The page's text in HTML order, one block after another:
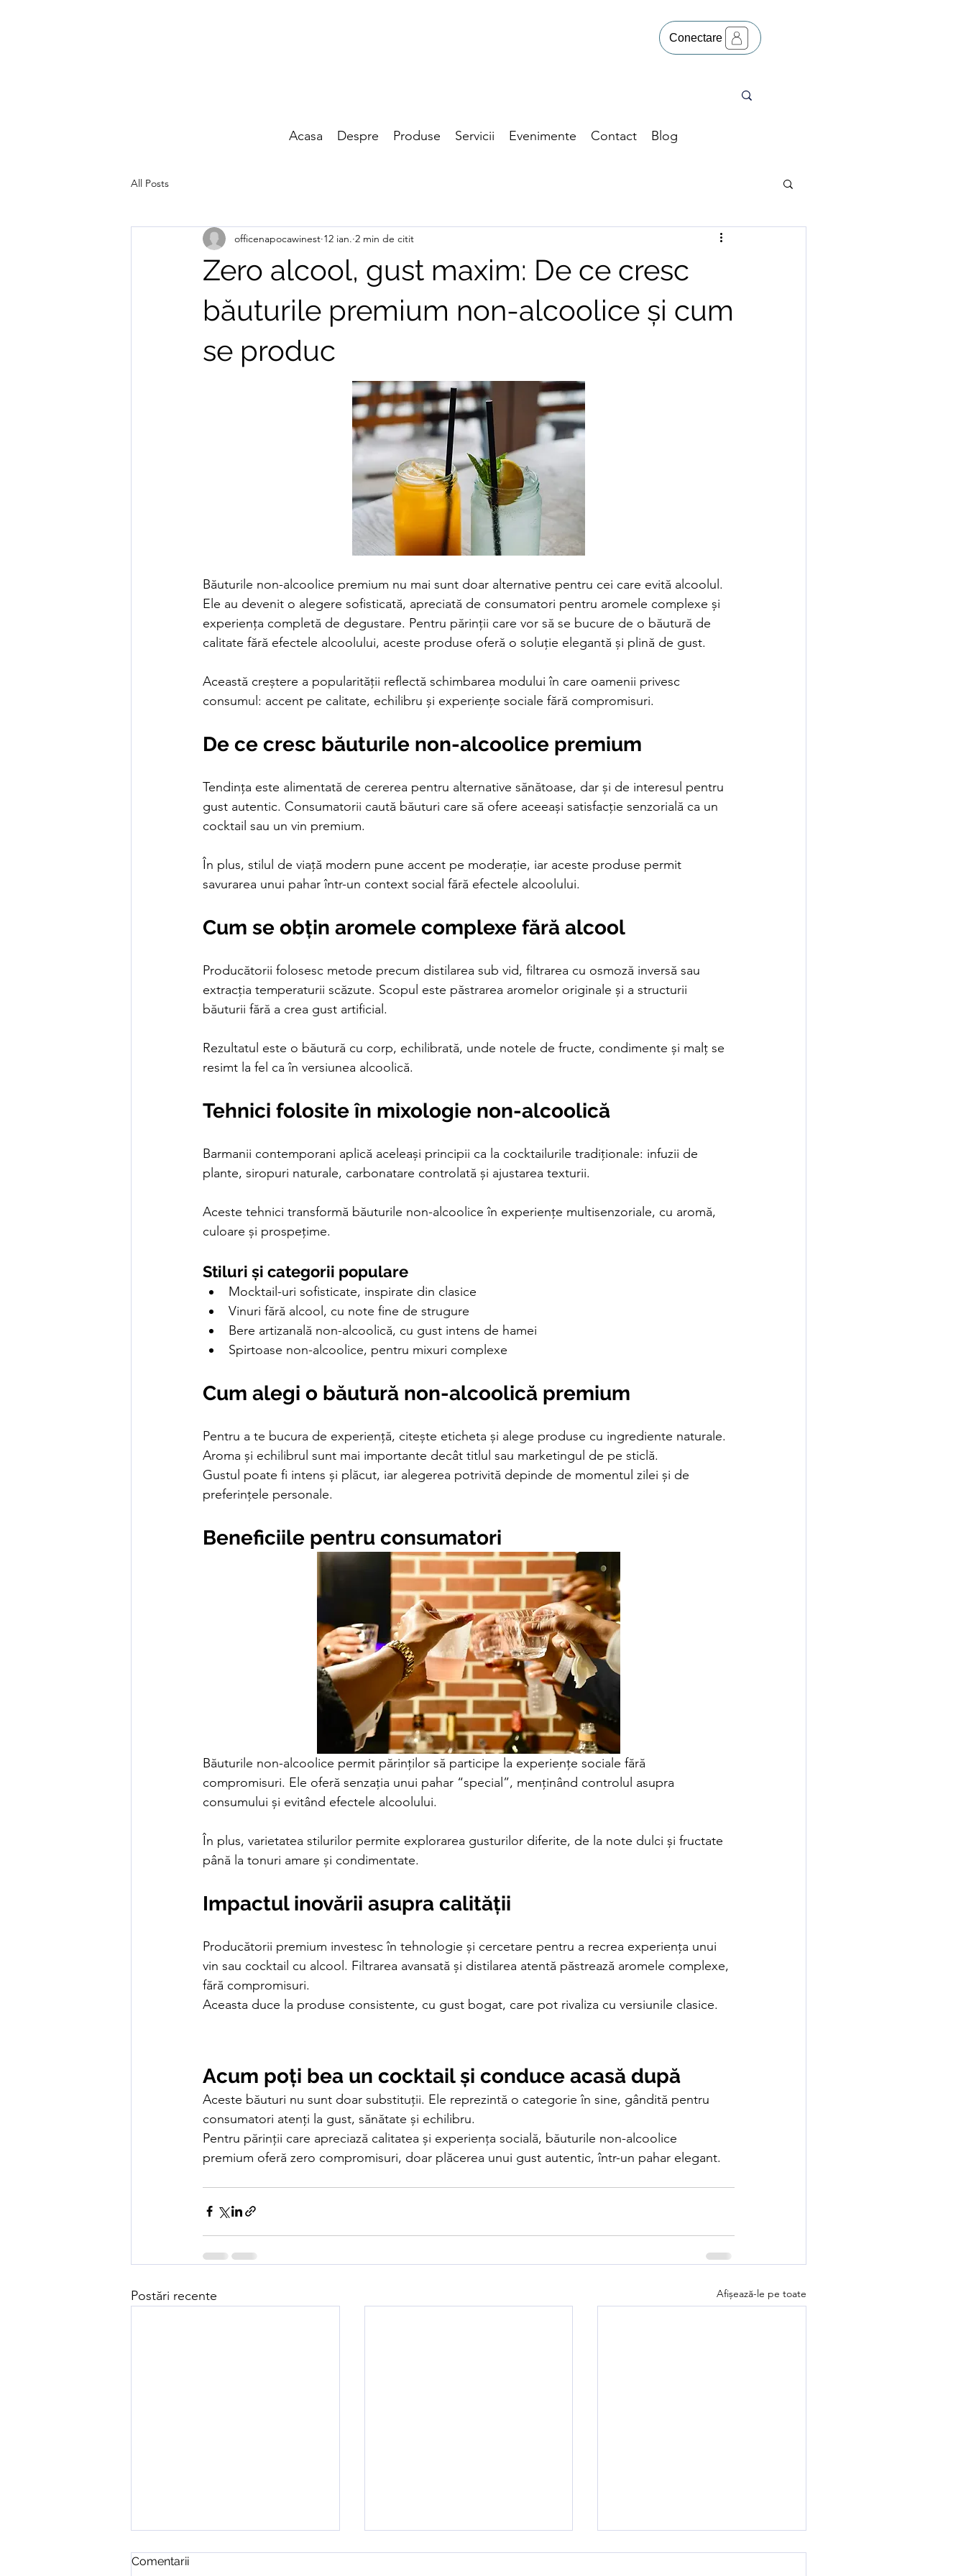
Conectare
Acasa Despre Produse Servicii Evenimente Contact Blog
All Posts
Zero alcool, gust maxim: De ce cresc
băuturile premium non-alcoolice și cum
se produc
officenapocawinest 12 ian. 2 min de citit
Băuturile non-alcoolice premium nu mai sunt doar alternative pentru cei care evită alcoolul.
Ele au devenit o alegere sofisticată, apreciată de consumatori pentru aromele complexe și
experiența completă de degustare. Pentru părinții care vor să se bucure de o băutură de
calitate fără efectele alcoolului, aceste produse oferă o soluție elegantă și plină de gust.
Această creștere a popularității reflectă schimbarea modului în care oamenii privesc
consumul: accent pe calitate, echilibru și experiențe sociale fără compromisuri.
De ce cresc băuturile non-alcoolice premium
Tendința este alimentată de cererea pentru alternative sănătoase, dar și de interesul pentru
gust autentic. Consumatorii caută băuturi care să ofere aceeași satisfacție senzorială ca un
cocktail sau un vin premium.
În plus, stilul de viață modern pune accent pe moderație, iar aceste produse permit
savurarea unui pahar într-un context social fără efectele alcoolului.
Cum se obțin aromele complexe fără alcool
Producătorii folosesc metode precum distilarea sub vid, filtrarea cu osmoză inversă sau
extracția temperaturii scăzute. Scopul este păstrarea aromelor originale și a structurii
băuturii fără a crea gust artificial.
Rezultatul este o băutură cu corp, echilibrată, unde notele de fructe, condimente și malț se
resimt la fel ca în versiunea alcoolică.
Tehnici folosite în mixologie non-alcoolică
Barmanii contemporani aplică aceleași principii ca la cocktailurile tradiționale: infuzii de
plante, siropuri naturale, carbonatare controlată și ajustarea texturii.
Aceste tehnici transformă băuturile non-alcoolice în experiențe multisenzoriale, cu aromă,
culoare și prospețime.
Stiluri și categorii populare
Mocktail-uri sofisticate, inspirate din clasice
Vinuri fără alcool, cu note fine de strugure
Bere artizanală non-alcoolică, cu gust intens de hamei
Spirtoase non-alcoolice, pentru mixuri complexe
Cum alegi o băutură non-alcoolică premium
Pentru a te bucura de experiență, citește eticheta și alege produse cu ingrediente naturale.
Aroma și echilibrul sunt mai importante decât titlul sau marketingul de pe sticlă.
Gustul poate fi intens și plăcut, iar alegerea potrivită depinde de momentul zilei și de
preferințele personale.
Beneficiile pentru consumatori
Băuturile non-alcoolice permit părinților să participe la experiențe sociale fără
compromisuri. Ele oferă senzația unui pahar “special”, menținând controlul asupra
consumului și evitând efectele alcoolului.
În plus, varietatea stilurilor permite explorarea gusturilor diferite, de la note dulci și fructate
până la tonuri amare și condimentate.
Impactul inovării asupra calității
Producătorii premium investesc în tehnologie și cercetare pentru a recrea experiența unui
vin sau cocktail cu alcool. Filtrarea avansată și distilarea atentă păstrează aromele complexe,
fără compromisuri.
Aceasta duce la produse consistente, cu gust bogat, care pot rivaliza cu versiunile clasice.
Acum poți bea un cocktail și conduce acasă după
Aceste băuturi nu sunt doar substituții. Ele reprezintă o categorie în sine, gândită pentru
consumatori atenți la gust, sănătate și echilibru.
Pentru părinții care apreciază calitatea și experiența socială, băuturile non-alcoolice
premium oferă zero compromisuri, doar plăcerea unui gust autentic, într-un pahar elegant.
Postări recente Afișează-le pe toate
Comentarii